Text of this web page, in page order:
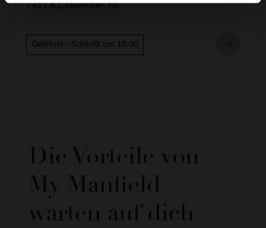
7411 KJ Deventer NL
Geöffnet - Schließt um 18:00
Die Vorteile von
My Manfield
warten auf dich